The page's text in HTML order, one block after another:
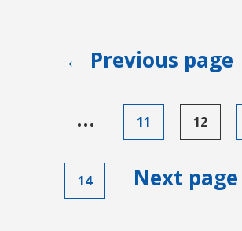
Paginazione
degli
← Previous page
… 11 12
14 Next